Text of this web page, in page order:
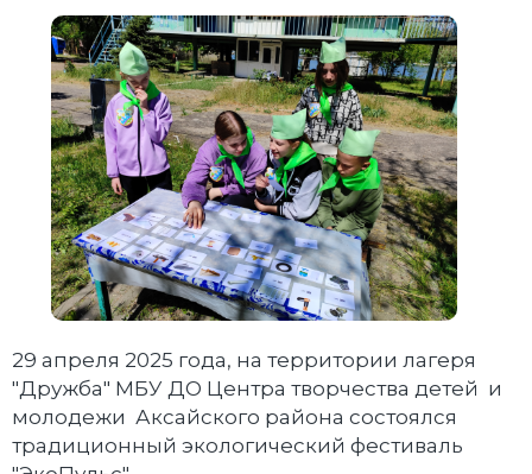
29 апреля 2025 года, на территории лагеря
"Дружба" МБУ ДО Центра творчества детей и
молодежи Аксайского района состоялся
традиционный экологический фестиваль